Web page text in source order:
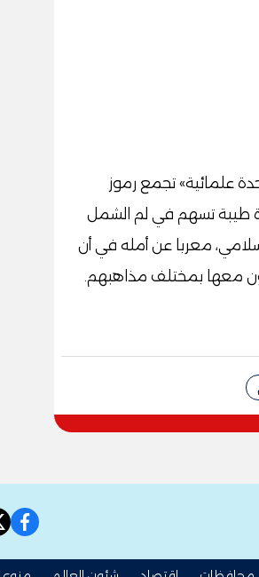
علمائية» تجمع رموز
طيبة تسهم في لم الشمل
معربا عن أمله في أن
معها بمختلف مذاهبهم.